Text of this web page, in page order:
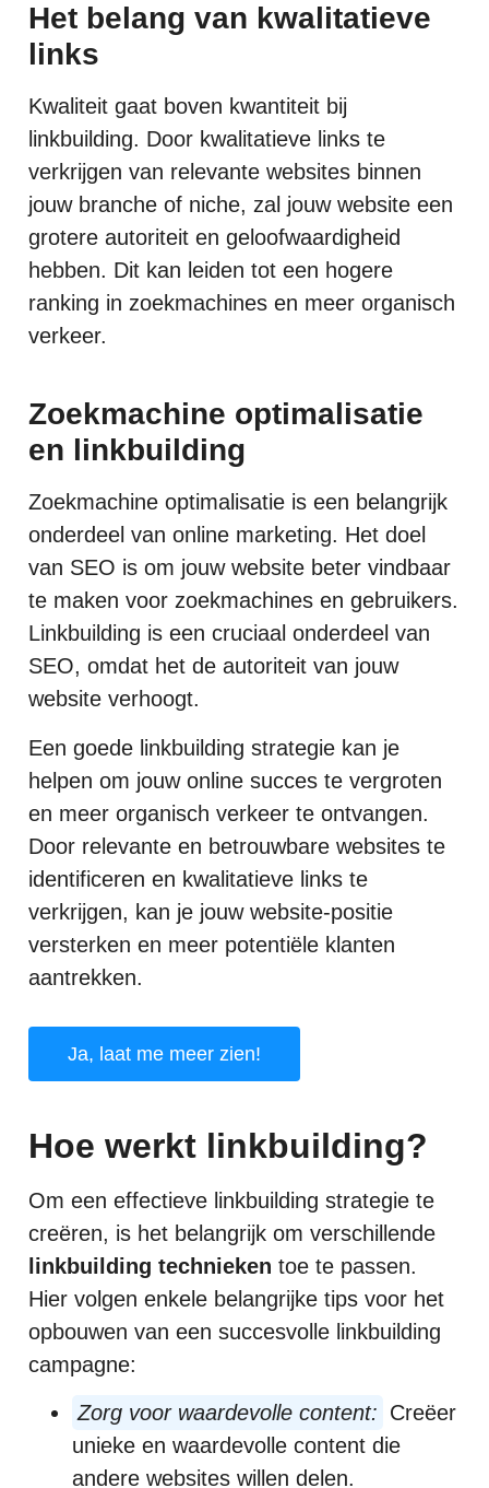
Het belang van kwalitatieve
links
Kwaliteit gaat boven kwantiteit bij
linkbuilding. Door kwalitatieve links te
verkrijgen van relevante websites binnen
jouw branche of niche, zal jouw website een
grotere autoriteit en geloofwaardigheid
hebben. Dit kan leiden tot een hogere
ranking in zoekmachines en meer organisch
verkeer.
Zoekmachine optimalisatie
en linkbuilding
Zoekmachine optimalisatie is een belangrijk
onderdeel van online marketing. Het doel
van SEO is om jouw website beter vindbaar
te maken voor zoekmachines en gebruikers.
Linkbuilding is een cruciaal onderdeel van
SEO, omdat het de autoriteit van jouw
website verhoogt.
Een goede linkbuilding strategie kan je
helpen om jouw online succes te vergroten
en meer organisch verkeer te ontvangen.
Door relevante en betrouwbare websites te
identificeren en kwalitatieve links te
verkrijgen, kan je jouw website-positie
versterken en meer potentiële klanten
aantrekken.
Ja, laat me meer zien!
Hoe werkt linkbuilding?
Om een effectieve linkbuilding strategie te
creëren, is het belangrijk om verschillende
linkbuilding technieken toe te passen.
Hier volgen enkele belangrijke tips voor het
opbouwen van een succesvolle linkbuilding
campagne:
Zorg voor waardevolle content: Creëer
unieke en waardevolle content die
andere websites willen delen.